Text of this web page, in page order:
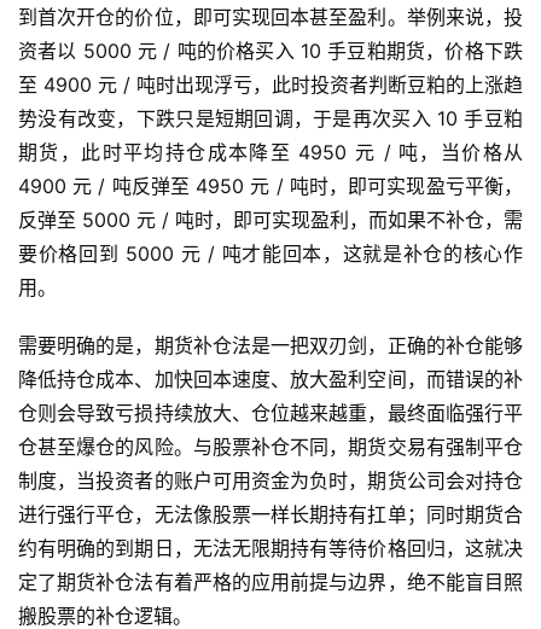
到首次开仓的价位，即可实现回本甚至盈利。举例来说，投
资者以 5000 元 / 吨的价格买入 10 手豆粕期货，价格下跌
至 4900 元 / 吨时出现浮亏，此时投资者判断豆粕的上涨趋
势没有改变，下跌只是短期回调，于是再次买入 10 手豆粕
期货，此时平均持仓成本降至 4950 元 / 吨，当价格从
4900 元 / 吨反弹至 4950 元 / 吨时，即可实现盈亏平衡，
反弹至 5000 元 / 吨时，即可实现盈利，而如果不补仓，需
要价格回到 5000 元 / 吨才能回本，这就是补仓的核心作
用。
需要明确的是，期货补仓法是一把双刃剑，正确的补仓能够
降低持仓成本、加快回本速度、放大盈利空间，而错误的补
仓则会导致亏损持续放大、仓位越来越重，最终面临强行平
仓甚至爆仓的风险。与股票补仓不同，期货交易有强制平仓
制度，当投资者的账户可用资金为负时，期货公司会对持仓
进行强行平仓，无法像股票一样长期持有扛单；同时期货合
约有明确的到期日，无法无限期持有等待价格回归，这就决
定了期货补仓法有着严格的应用前提与边界，绝不能盲目照
搬股票的补仓逻辑。